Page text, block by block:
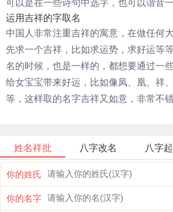
运用吉祥的字取名
中国人非常注重吉祥的寓意，在做任何
先求一个吉祥，比如求运势，求好运等
名的时候，也是一样的，都想要通过一
给女宝宝带来好运，比如像凤、凰、祥
等，这样取的名字吉祥又如意，非常不错
姓名祥批 八字改名 八字
你的姓氏
你的名字